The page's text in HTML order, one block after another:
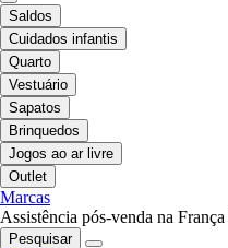
Saldos
Cuidados infantis
Quarto
Vestuário
Sapatos
Brinquedos
Jogos ao ar livre
Outlet
Marcas
Assistência pós-venda na França
Pesquisar